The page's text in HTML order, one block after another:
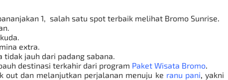
1, salah satu spot terbaik melihat Bromo Sunrise
extra.
jauh dari padang sabana.
destinasi terkahir dari program Paket Wisata Bromo
out dan melanjutkan perjalanan menuju ke ranu pani ,yakni